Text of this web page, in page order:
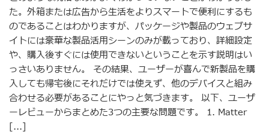
た。外箱または広告から生活をよりスマートで便利にするも
のであることはわかりますが、パッケージや製品のウェブサ
イトには豪華な製品活用シーンのみが載っており、詳細設定
や、購入後すぐには使用できないということを示す説明はい
っさいありません。 その結果、ユーザーが喜んで新製品を購
入しても帰宅後にそれだけでは使えず、他のデバイスと組み
合わせる必要があることにやっと気づきます。 以下、ユーザ
ーレビューからまとめた3つの主要な問題です。 1. Matter
[...]